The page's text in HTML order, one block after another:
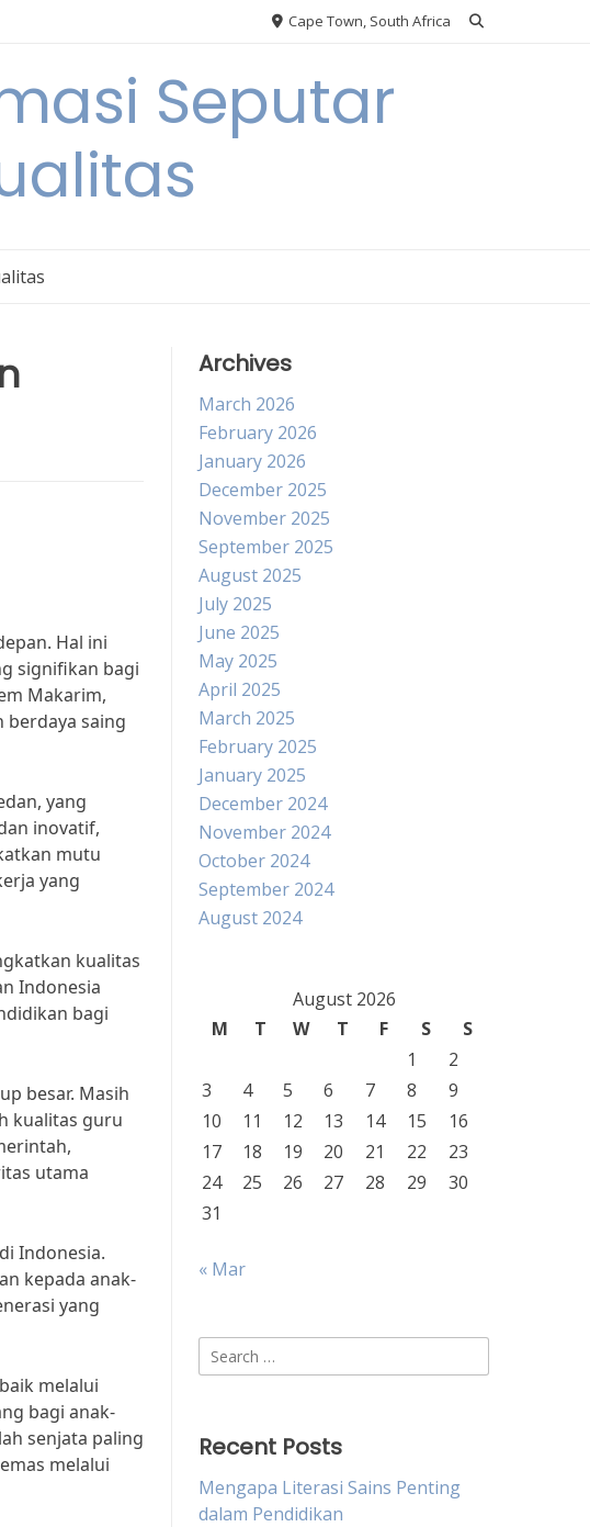
Cape Town, South Africa
Seputar
Hal ini
signifikan bagi
Makarim,
berdaya saing
yang
inovatif,
mutu
yang
kualitas
Indonesia
bagi
besar. Masih
kualitas guru
utama
Indonesia.
kepada anak-
yang
melalui
bagi anak-
senjata paling
melalui
Archives
March 2026
February 2026
January 2026
December 2025
November 2025
September 2025
August 2025
July 2025
June 2025
May 2025
April 2025
March 2025
February 2025
January 2025
December 2024
November 2024
October 2024
September 2024
August 2024
August 2026
M
T W T F S
S
1
2
3
4 5 6 7 8
9
10
11 12 13 14 15
16
17
18 19 20 21 22
23
24
25 26 27 28 29
30
31
« Mar
Search
for:
Recent Posts
Mengapa Literasi Sains Penting
dalam Pendidikan